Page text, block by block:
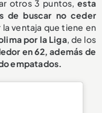
otros 3 puntos,esta
de buscar no ceder
ventaja que tiene en
por la Liga, de los
en 62, además de
empatados.